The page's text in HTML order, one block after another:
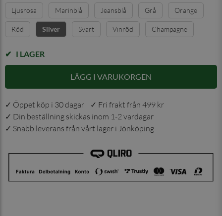
Ljusrosa Marinblå Jeansblå Grå Orange
Röd Silver Svart Vinröd Champagne
I LAGER
LÄGG I VARUKORGEN
✓ Öppet köp i 30 dagar ✓ Fri frakt från 499 kr
✓ Din beställning skickas inom 1-2 vardagar
✓ Snabb leverans från vårt lager i Jönköping